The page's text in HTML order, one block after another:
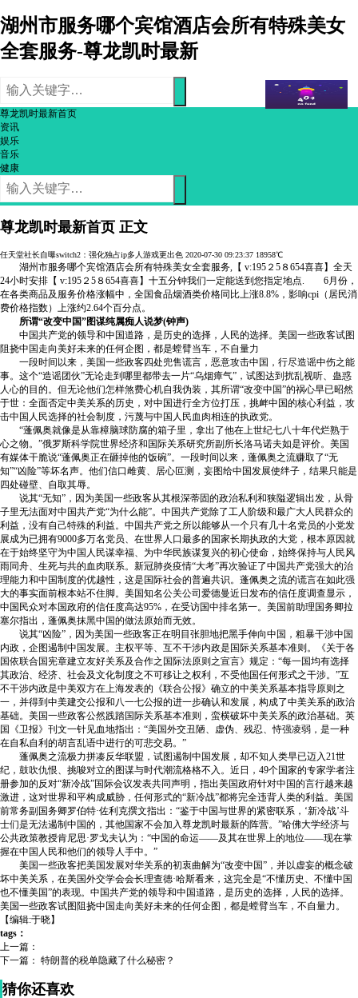
湖州市服务哪个宾馆酒店会所有特殊美女
全套服务-尊龙凯时最新
尊龙凯时最新首页
资讯
娱乐
音乐
健康
尊龙凯时最新首页 正文
任天堂社长自曝switch2：强化独占ip多人游戏更出色 2020-07-30 09:23:37 18958℃
湖州市服务哪个宾馆酒店会所有特殊美女全套服务,【 v:195２5８654喜喜】全天
24小时安排【 v:195２5８654喜喜】十五分钟我们一定能送到您指定地点. 6月份，
在各类商品及服务价格涨幅中，全国食品烟酒类价格同比上涨8.8%，影响cpi（居民消
费价格指数）上涨约2.64个百分点。
所谓“改变中国”图谋纯属痴人说梦(钟声)
中国共产党的领导和中国道路，是历史的选择，人民的选择。美国一些政客试图
阻挠中国走向美好未来的任何企图，都是螳臂当车，不自量力
一段时间以来，美国一些政客四处兜售谎言，恶意攻击中国，行尽造谣中伤之能
事。这个“造谣团伙”无论走到哪里都带去一片“乌烟瘴气”，试图达到扰乱视听、蛊惑
人心的目的。但无论他们怎样煞费心机自我伪装，其所谓“改变中国”的祸心早已昭然
于世：全面否定中美关系的历史，对中国进行全方位打压，挑衅中国的核心利益，攻
击中国人民选择的社会制度，污蔑与中国人民血肉相连的执政党。
“蓬佩奥就像是从靠樟脑球防腐的箱子里，拿出了他在上世纪七八十年代烂熟于
心之物。”俄罗斯科学院世界经济和国际关系研究所副所长洛马诺夫如是评价。美国
有媒体干脆说“蓬佩奥正在砸掉他的饭碗”。一段时间以来，蓬佩奥之流赚取了“无
知”“凶险”等坏名声。他们信口雌黄、居心叵测，妄图给中国发展使绊子，结果只能是
四处碰壁、自取其辱。
说其“无知”，因为美国一些政客从其根深蒂固的政治私利和狭隘逻辑出发，从骨
子里无法面对中国共产党“为什么能”。中国共产党除了工人阶级和最广大人民群众的
利益，没有自己特殊的利益。中国共产党之所以能够从一个只有几十名党员的小党发
展成为已拥有9000多万名党员、在世界人口最多的国家长期执政的大党，根本原因就
在于始终坚守为中国人民谋幸福、为中华民族谋复兴的初心使命，始终保持与人民风
雨同舟、生死与共的血肉联系。新冠肺炎疫情“大考”再次验证了中国共产党强大的治
理能力和中国制度的优越性，这是国际社会的普遍共识。蓬佩奥之流的谎言在如此强
大的事实面前根本站不住脚。美国知名公关公司爱德曼近日发布的信任度调查显示，
中国民众对本国政府的信任度高达95%，在受访国中排名第一。美国前助理国务卿拉
塞尔指出，蓬佩奥抹黑中国的做法原始而无效。
说其“凶险”，因为美国一些政客正在明目张胆地把黑手伸向中国，粗暴干涉中国
内政，企图遏制中国发展。主权平等、互不干涉内政是国际关系基本准则。《关于各
国依联合国宪章建立友好关系及合作之国际法原则之宣言》规定：“每一国均有选择
其政治、经济、社会及文化制度之不可移让之权利，不受他国任何形式之干涉。”互
不干涉内政是中美双方在上海发表的《联合公报》确立的中美关系基本指导原则之
一，并得到中美建交公报和八一七公报的进一步确认和发展，构成了中美关系的政治
基础。美国一些政客公然践踏国际关系基本准则，蛮横破坏中美关系的政治基础。英
国《卫报》刊文一针见血地指出：“美国外交丑陋、虚伪、残忍、恃强凌弱，是一种
在自私自利的胡言乱语中进行的可悲交易。”
蓬佩奥之流极力拼凑反华联盟，试图遏制中国发展，却不知人类早已迈入21世
纪，鼓吹仇恨、挑唆对立的图谋与时代潮流格格不入。近日，49个国家的专家学者注
册参加的反对“新冷战”国际会议发表共同声明，指出美国政府针对中国的言行越来越
激进，这对世界和平构成威胁，任何形式的“新冷战”都将完全违背人类的利益。美国
前常务副国务卿罗伯特·佐利克撰文指出：“鉴于中国与世界的紧密联系，‘新冷战’斗
士们是无法遏制中国的，其他国家不会加入尊龙凯时最新的阵营。”哈佛大学经济与
公共政策教授肯尼思·罗戈夫认为：“中国的命运——及其在世界上的地位——现在掌
握在中国人民和他们的领导人手中。”
美国一些政客把美国发展对华关系的初衷曲解为“改变中国”，并以虚妄的概念破
坏中美关系，在美国外交学会会长理查德·哈斯看来，这完全是“不懂历史、不懂中国
也不懂美国”的表现。中国共产党的领导和中国道路，是历史的选择，人民的选择。
美国一些政客试图阻挠中国走向美好未来的任何企图，都是螳臂当车，不自量力。
【编辑:于晓】
tags：
上一篇：
下一篇： 特朗普的税单隐藏了什么秘密？
猜你还喜欢